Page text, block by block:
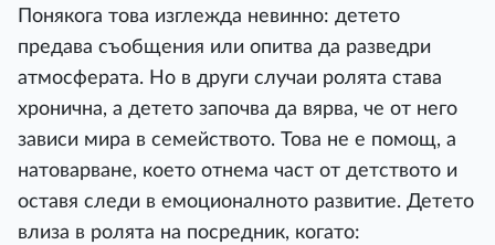
Понякога това изглежда невинно: детето
предава съобщения или опитва да разведри
атмосферата. Но в други случаи ролята става
хронична, а детето започва да вярва, че от него
зависи мира в семейството. Това не е помощ, а
натоварване, което отнема част от детството и
оставя следи в емоционалното развитие. Детето
влиза в ролята на посредник, когато: